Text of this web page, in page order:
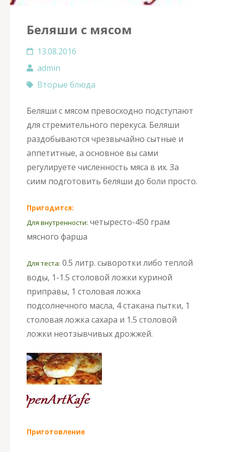
Беляши с мясом
13.08.2016
admin
Вторые блюда
Беляши с мясом превосходно подступают
для стремительного перекуса. Беляши
раздобываются чрезвычайно сытные и
аппетитные, а основное вы сами
регулируете численность мяса в их. За
сиим подготовить беляши до боли просто.
Пригодится:
Для внутренности: четыресто-450 грам
мясного фарша
Для теста: 0.5 литр. сыворотки либо теплой
воды, 1-1.5 столовой ложки куриной
приправы, 1 столовая ложка
подсолнечного масла, 4 стакана пытки, 1
столовая ложка сахара и 1.5 столовой
ложки неотзывчивых дрожжей.
Приготовление